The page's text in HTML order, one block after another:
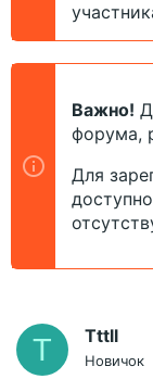
Важно!
форума,
Для
T Tttll
Новичок